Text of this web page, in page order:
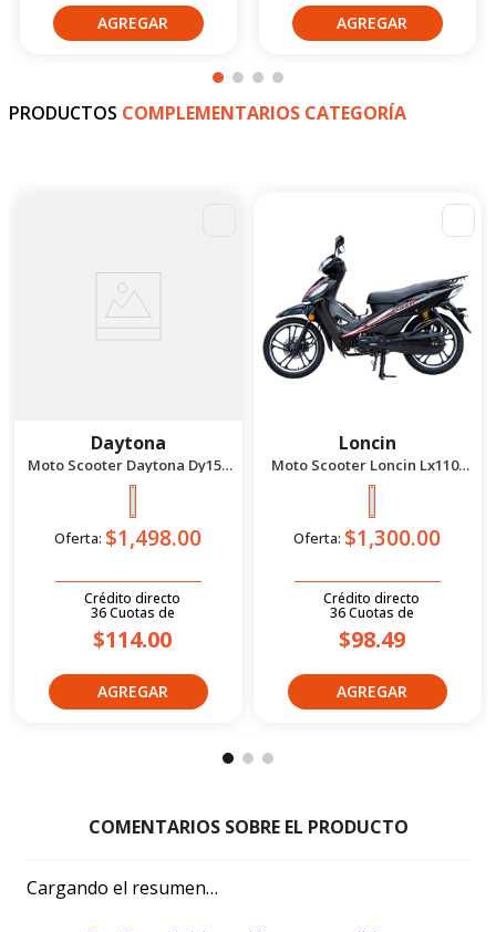
PRODUCTOS COMPLEMENTARIOS CATEGORÍA
Daytona
Moto Scooter Daytona Dy150
Bit Se Bi 2027 Negro
Oferta: $1,498.00
Crédito directo
36Cuotas de
$114.00
Loncin
Moto Scooter Loncin Lx110-
13A Negro 2027
Oferta: $1,300.00
Crédito directo
36Cuotas de
$98.49
Cargando el resumen…